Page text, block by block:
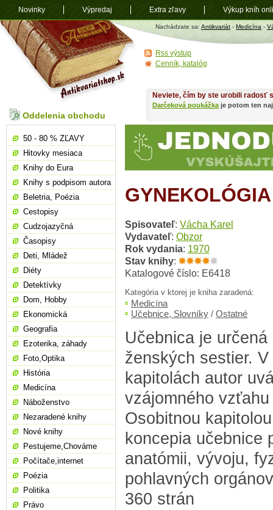
Antikvariát
shop.sk
Nachádzate sa: Antikvariát - Medicína -
GYNEKOLÓGIA
Spisovateľ: Vácha Karel
Vydavateľ: Obzor
Rok vydania: 1970
Stav knihy:
Katalogové číslo: E6418
Kategória v ktorej je kniha zaradená:
Medicína
Učebnice, Slovníky / Ostatné
Učebnica je
ženských sestier.
kapitolách autor
vzájomného
Osobitnou
koncepia učebnice
anatómii, vývoju,
pohlavných
360 strán
Neviete, čím by ste urobili radosť
Darčeková poukážka je potom ten
Oddelenia obchodu
50 - 80 % ZĽAVY
Hitovky mesiaca
Knihy do Eura
Knihy s podpisom autora
Beletria, Poézia
Cestopisy
Cudzojazyčná
Časopisy
Deti, Mládež
Diéty
Detektívky
Dom, Hobby
Ekonomická
Geografia
Ezoterika, záhady
Foto,Optika
História
Medicína
Náboženstvo
Nezaradené knihy
Nové knihy
Pestujeme,Chováme
Počítače,internet
Poézia
Politika
Právo
Rss výstup
Cenník, katalóg
Novinky Výpredaj Extra zľavy Výkup kníh